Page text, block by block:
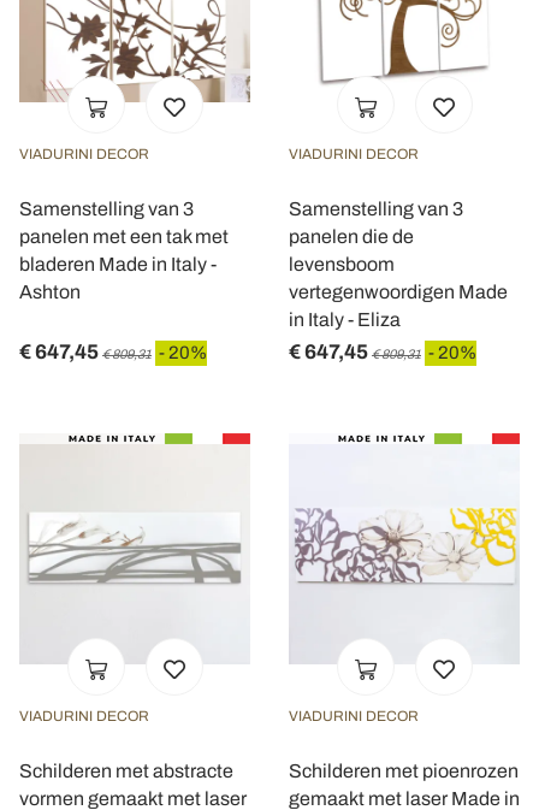
VIADURINI DECOR
Samenstelling van 3
panelen met een tak met
bladeren Made in Italy -
Ashton
€ 647,45 € 809,31 - 20%
VIADURINI DECOR
Samenstelling van 3
panelen die de
levensboom
vertegenwoordigen Made
in Italy - Eliza
€ 647,45 € 809,31 - 20%
VIADURINI DECOR
Schilderen met abstracte
vormen gemaakt met laser
VIADURINI DECOR
Schilderen met pioenrozen
gemaakt met laser Made in